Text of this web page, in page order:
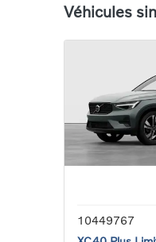
Véhicules
10449767